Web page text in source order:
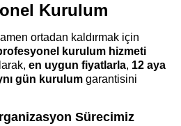
Kurulum
ortadan kaldırmak için
kurulum hizmeti
en uygun fiyatlarla, 12 aya
gün kurulum garantisini
Sürecimiz